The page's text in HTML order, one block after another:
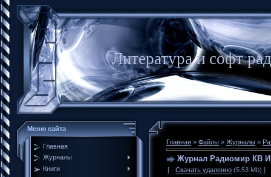
Литература и софт
Меню сайта
Главная
Журналы
Книги
Главная » Файлы » Журналы »
Журнал Радиомир КВ
[ · Скачать удаленно (5.53 Mb) ]